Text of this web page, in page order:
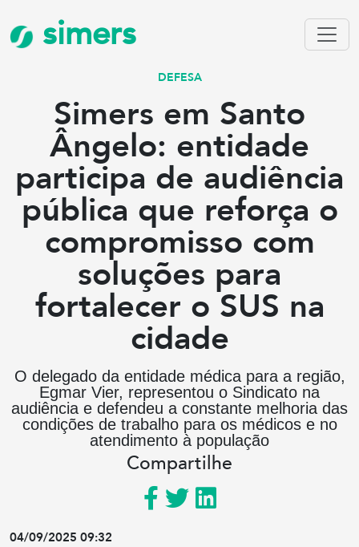
simers
DEFESA
Simers em Santo
Ângelo: entidade
participa de audiência
pública que reforça o
compromisso com
soluções para
fortalecer o SUS na
cidade
O delegado da entidade médica para a região,
Egmar Vier, representou o Sindicato na
audiência e defendeu a constante melhoria das
condições de trabalho para os médicos e no
atendimento à população
Compartilhe
04/09/2025 09:32